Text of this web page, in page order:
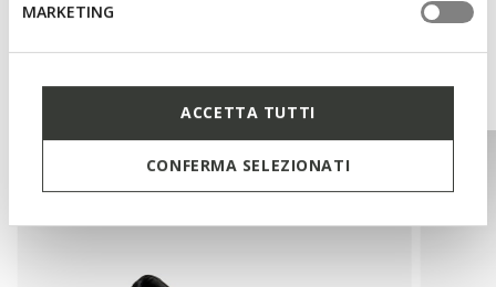
MARKETING
ACCETTA TUTTI
CONFERMA SELEZIONATI
Das könnte Ihnen auch
gefallen: